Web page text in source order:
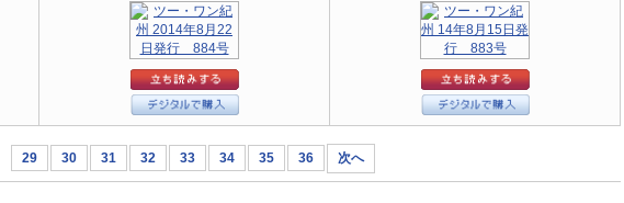
29 30 31 32 33 34 35 36 次へ